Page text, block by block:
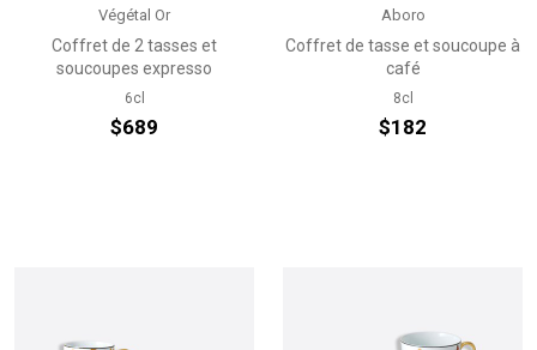
Végétal Or
Coffret de 2 tasses et
soucoupes expresso
6cl
$689
Aboro
Coffret de tasse et soucoupe à
café
8cl
$182